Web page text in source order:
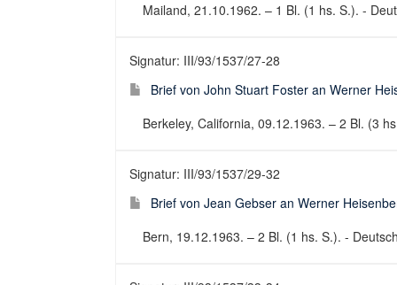
Mailand, 21.10.1962. – 1 Bl. (1 hs. S.). -
Signatur: III/93/1537/27-28
Brief von John Stuart Foster an Werner
Berkeley, California, 09.12.1963. – 2 Bl. (3
Signatur: III/93/1537/29-32
Brief von Jean Gebser an Werner
Bern, 19.12.1963. – 2 Bl. (1 hs. S.). -